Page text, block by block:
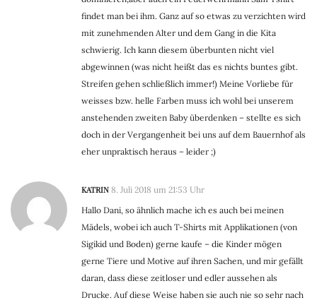
findet man bei ihm. Ganz auf so etwas zu verzichten wird
mit zunehmenden Alter und dem Gang in die Kita
schwierig. Ich kann diesem überbunten nicht viel
abgewinnen (was nicht heißt das es nichts buntes gibt.
Streifen gehen schließlich immer!) Meine Vorliebe für
weisses bzw. helle Farben muss ich wohl bei unserem
anstehenden zweiten Baby überdenken – stellte es sich
doch in der Vergangenheit bei uns auf dem Bauernhof als
eher unpraktisch heraus – leider ;)
KATRIN 8. Juli 2018 um 21:53 Uhr
Hallo Dani, so ähnlich mache ich es auch bei meinen
Mädels, wobei ich auch T-Shirts mit Applikationen (von
Sigikid und Boden) gerne kaufe – die Kinder mögen
gerne Tiere und Motive auf ihren Sachen, und mir gefällt
daran, dass diese zeitloser und edler aussehen als
Drucke. Auf diese Weise haben sie auch nie so sehr nach